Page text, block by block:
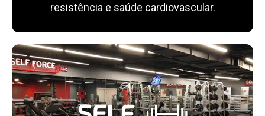
resistência e saúde cardiovascular.